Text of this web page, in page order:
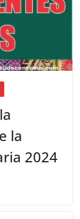
la
2024